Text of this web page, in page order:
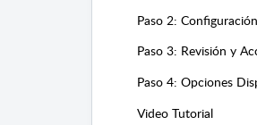
Paso 2:
Paso 3: Revisión y
Paso 4: Opciones
Video Tutorial